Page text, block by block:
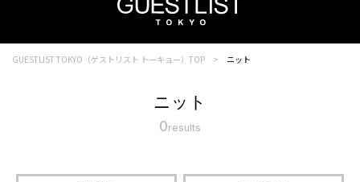
GUESTLIST TOKYO（ゲストリスト トーキョー）TOP ニット
ニット
0results